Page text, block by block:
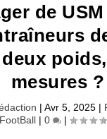
de
mesures ?
| Avr 5, 2025 |
FootBall | 0 |